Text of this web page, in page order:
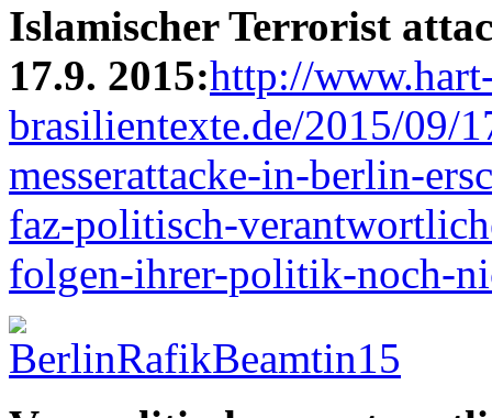
Islamischer Terrorist
17.9. 2015:http://
brasilientexte.de/2015/09/
messerattacke-in-berlin-
faz-politisch-
folgen-ihrer-politik-noch-